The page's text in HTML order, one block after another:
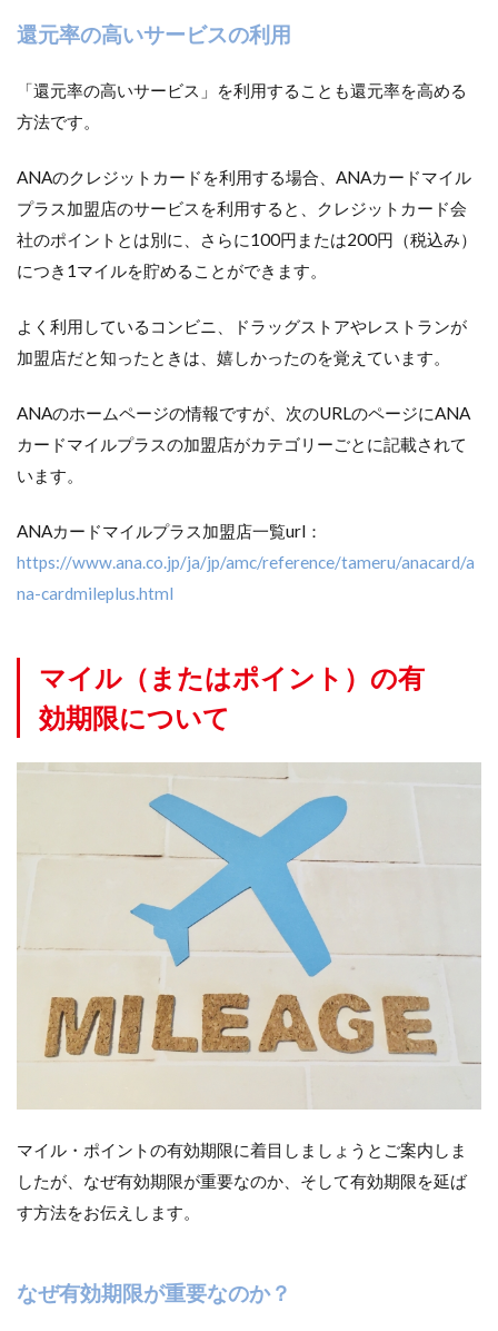
還元率の高いサービスの利用
「還元率の高いサービス」を利用することも還元率を高める
方法です。
ANAのクレジットカードを利用する場合、ANAカードマイル
プラス加盟店のサービスを利用すると、クレジットカード会
社のポイントとは別に、さらに100円または200円（税込み）
につき1マイルを貯めることができます。
よく利用しているコンビニ、ドラッグストアやレストランが
加盟店だと知ったときは、嬉しかったのを覚えています。
ANAのホームページの情報ですが、次のURLのページにANA
カードマイルプラスの加盟店がカテゴリーごとに記載されて
います。
ANAカードマイルプラス加盟店一覧url：
https://www.ana.co.jp/ja/jp/amc/reference/tameru/anacard/a
na-cardmileplus.html
マイル（またはポイント）の有
効期限について
マイル・ポイントの有効期限に着目しましょうとご案内しま
したが、なぜ有効期限が重要なのか、そして有効期限を延ば
す方法をお伝えします。
なぜ有効期限が重要なのか？